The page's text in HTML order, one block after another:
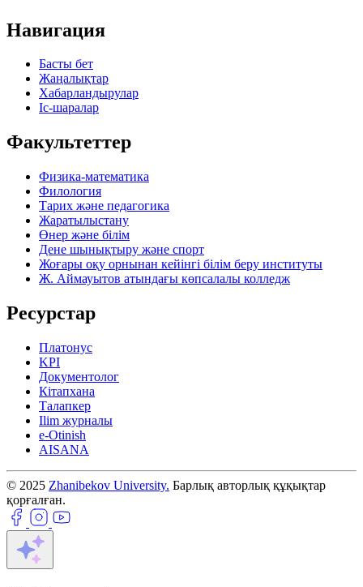
Навигация
Басты бет
Жаңалықтар
Хабарландырулар
Іс-шаралар
Факультеттер
Физика-математика
Филология
Тарих және педагогика
Жаратылыстану
Өнер және білім
Дене шынықтыру және спорт
Жоғары оқу орнынан кейінгі білім беру институты
Ж. Аймауытов атындағы көпсалалы колледж
Ресурстар
Платонус
KPI
Документолог
Кітапхана
Талапкер
Ilim журналы
e-Otinish
AISANA
© 2025 Zhanibekov University. Барлық авторлық құқықтар
қорғалған.